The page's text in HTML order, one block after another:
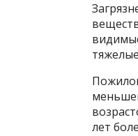
лет